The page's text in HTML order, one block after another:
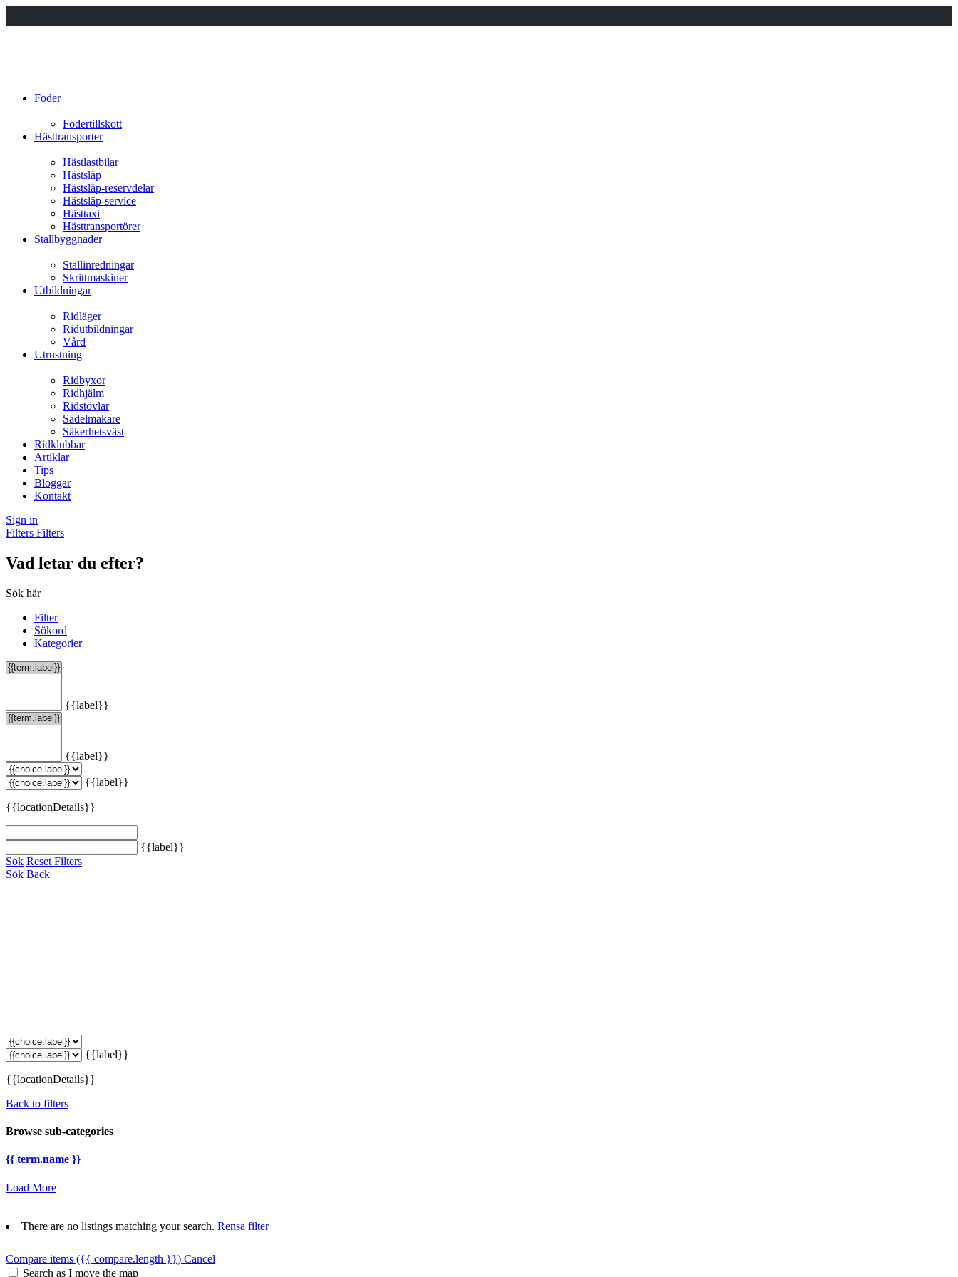
Foder
Fodertillskott
Hästtransporter
Hästlastbilar
Hästsläp
Hästsläp-reservdelar
Hästsläp-service
Hästtaxi
Hästtransportörer
Stallbyggnader
Stallinredningar
Skrittmaskiner
Utbildningar
Ridläger
Ridutbildningar
Vård
Utrustning
Ridbyxor
Ridhjälm
Ridstövlar
Sadelmakare
Säkerhetsväst
Ridklubbar
Artiklar
Tips
Bloggar
Kontakt
Sign in
Filters Filters
Vad letar du efter?
Sök här
Filter
Sökord
Kategorier
{{label}}
{{label}}
{{label}}
{{locationDetails}}
{{label}}
Sök Reset Filters
Sök Back
{{label}}
{{locationDetails}}
Back to filters
Browse sub-categories
{{ term.name }}
Load More
There are no listings matching your search. Rensa filter
Compare items ({{ compare.length }}) Cancel
Search as I move the map